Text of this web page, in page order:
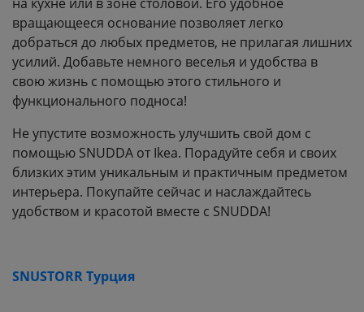
вращающееся основание позволяет легко
добраться до любых предметов, не прилагая лишних
усилий. Добавьте немного веселья и удобства в
свою жизнь с помощью этого стильного и
функционального подноса!
Не упустите возможность улучшить свой дом с
помощью SNUDDA от Ikea. Порадуйте себя и своих
близких этим уникальным и практичным предметом
интерьера. Покупайте сейчас и наслаждайтесь
удобством и красотой вместе с SNUDDA!
SNUSTORR Турция